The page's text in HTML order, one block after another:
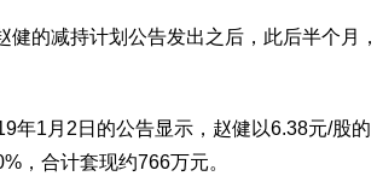
的减持计划公告发出之后，此后半个月，
年1月2日的公告显示，赵健以6.38元/股的
，合计套现约766万元。